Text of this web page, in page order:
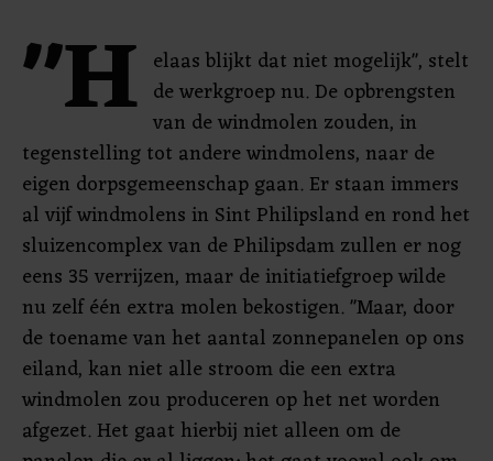
"H elaas blijkt dat niet mogelijk", stelt
de werkgroep nu. De opbrengsten
van de windmolen zouden, in
tegenstelling tot andere windmolens, naar de
eigen dorpsgemeenschap gaan. Er staan immers
al vijf windmolens in Sint Philipsland en rond het
sluizencomplex van de Philipsdam zullen er nog
eens 35 verrijzen, maar de initiatiefgroep wilde
nu zelf één extra molen bekostigen. "Maar, door
de toename van het aantal zonnepanelen op ons
eiland, kan niet alle stroom die een extra
windmolen zou produceren op het net worden
afgezet. Het gaat hierbij niet alleen om de